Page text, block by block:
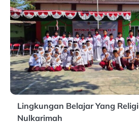
Lingkungan Belajar Yang
Nulkarimah